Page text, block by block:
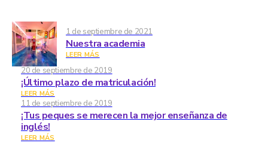
1 de septiembre de 2021
Nuestra academia
LEER MÁS
20 de septiembre de 2019
¡Último plazo de matriculación!
LEER MÁS
11 de septiembre de 2019
¡Tus peques se merecen la mejor enseñanza de
inglés!
LEER MÁS